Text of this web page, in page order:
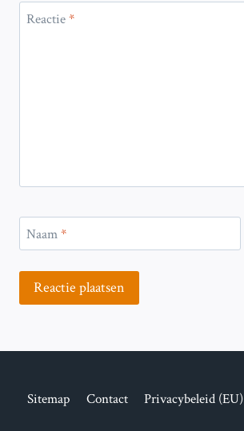
Reactie*
Naam*
Sitemap Contact Privacybeleid (EU)